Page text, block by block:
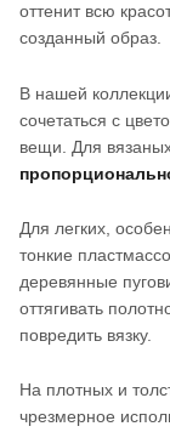
оттенит всю
созданный образ.
В нашей
сочетаться с
вещи. Для
Для легких,
тонкие
деревянные
оттягивать
повредить вязку.
На плотных и
чрезмерное